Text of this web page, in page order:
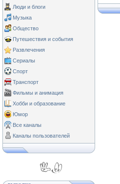
Люди и блоги
Музыка
Общество
Путешествия и события
Развлечения
Сериалы
Спорт
Транспорт
Фильмы и анимация
Хобби и образование
Юмор
Все каналы
Каналы пользователей